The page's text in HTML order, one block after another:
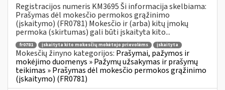
Registracijos numeris KM3695 Ši informacija skelbiama:
Prašymas dėl mokesčio permokos grąžinimo
(įskaitymo) (FR0781) Mokesčio ir (arba) kitų įmokų
permoka (skirtumas) gali būti įskaityta kito...
fr0781 įskaityta kito mokesčių mokėtojo prievolėms įskaityta
Mokesčių žinyno kategorijos: Prašymai, pažymos ir
mokėjimo duomenys » Pažymų užsakymas ir prašymų
teikimas » Prašymas dėl mokesčio permokos grąžinimo
(įskaitymo) (FR0781)